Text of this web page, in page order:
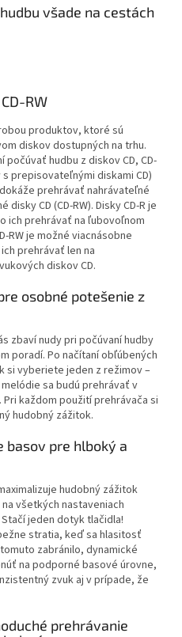
všade na cestách
RW
produktov, ktoré sú
diskov dostupných na trhu.
hudbu z diskov CD, CD-
s prepisovateľnými diskami CD)
prehrávať nahrávateľné
CD (CD-RW). Disky CD-R je
ich prehrávať na ľubovoľnom
RW je možné viacnásobne
prehrávať len na
diskov CD.
osobné potešenie z
zbaví nudy pri počúvaní hudby
poradí. Po načítaní obľúbených
si vyberiete jeden z režimov –
sa budú prehrávať v
každom použití prehrávača si
hudobný zážitok.
basov pre hlboký a
hudobný zážitok
všetkých nastaveniach
jeden dotyk tlačidla!
stratia, keď sa hlasitosť
zabránilo, dynamické
na podporné basové úrovne,
zvuk aj v prípade, že
prehrávanie